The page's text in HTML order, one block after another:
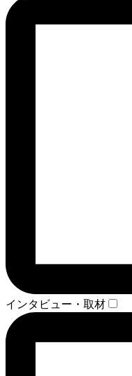
インタビュー・取材